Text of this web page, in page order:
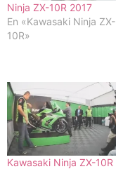
Ninja ZX-10R 2017
En «Kawasaki Ninja ZX-
10R»
Kawasaki Ninja ZX-10R